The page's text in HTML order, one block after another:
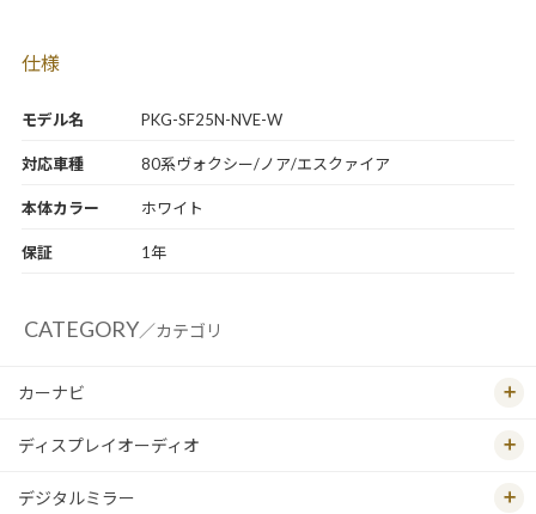
モデル名 PKG-SF25N-NVE-W
仕様
対応車種 80系ヴォクシー/ノア/エスクァイア
本体カラー ホワイト
保証 1年
CATEGORY／カテゴリ
カーナビ
ディスプレイオーディオ
デジタルミラー